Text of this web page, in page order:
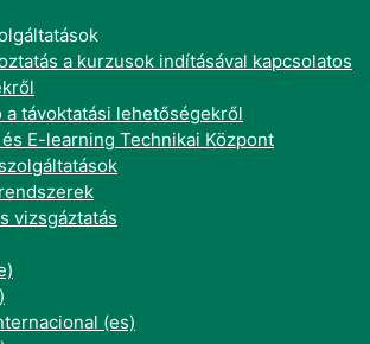
a kurzusok indításával kapcsolatos
a távoktatási lehetőségekről
E-learning Technikai Központ
vizsgáztatás
‎(es)‎